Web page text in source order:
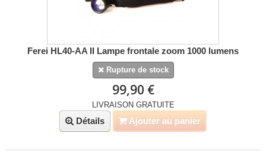
Ferei HL40-AA II Lampe frontale zoom 1000 lumens
Rupture de stock
99,90 €
LIVRAISON GRATUITE
Détails Ajouter au panier